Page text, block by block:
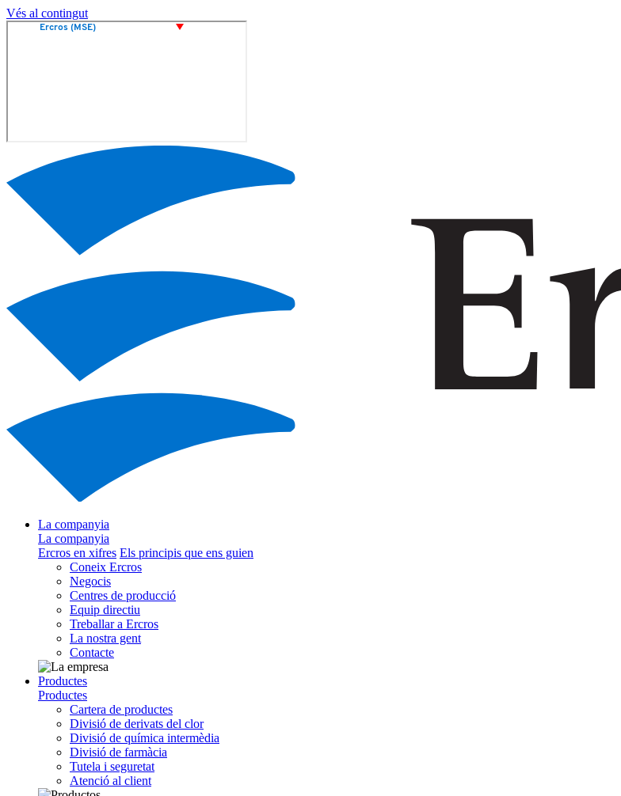
Vés al contingut
La companyia
La companyia
Ercros en xifres Els principis que ens guien
Coneix Ercros
Negocis
Centres de producció
Equip directiu
Treballar a Ercros
La nostra gent
Contacte
Productes
Productes
Cartera de productes
Divisió de derivats del clor
Divisió de química intermèdia
Divisió de farmàcia
Tutela i seguretat
Atenció al client